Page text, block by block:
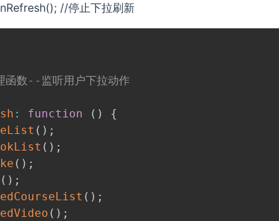
//停止下拉刷新
数--监听用户下拉动作
: function ( )
{
( ) ;
( ) ;
( ) ;
( ) ;
( ) ;
( ) ;